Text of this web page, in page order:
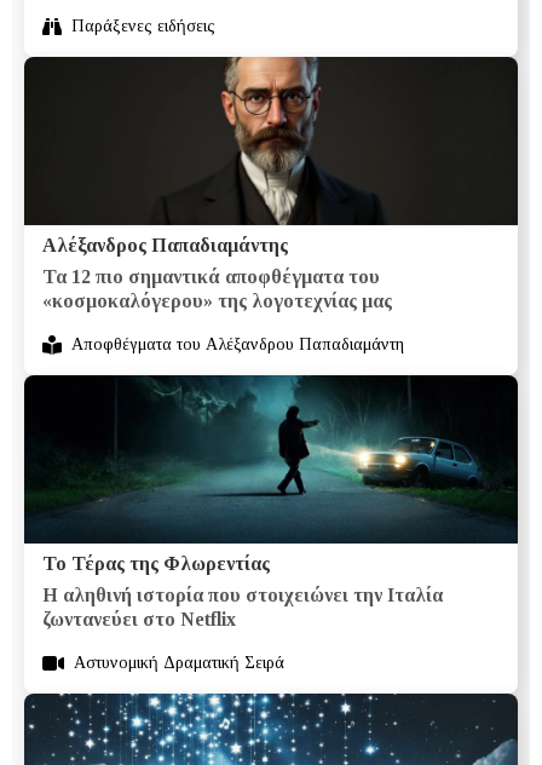
Παράξενες ειδήσεις
Αλέξανδρος Παπαδιαμάντης
Τα 12 πιο σημαντικά αποφθέγματα του
«κοσμοκαλόγερου» της λογοτεχνίας μας
Αποφθέγματα του Αλέξανδρου Παπαδιαμάντη
Το Τέρας της Φλωρεντίας
Η αληθινή ιστορία που στοιχειώνει την Ιταλία
ζωντανεύει στο Netflix
Aστυνομική Δραματική Σειρά